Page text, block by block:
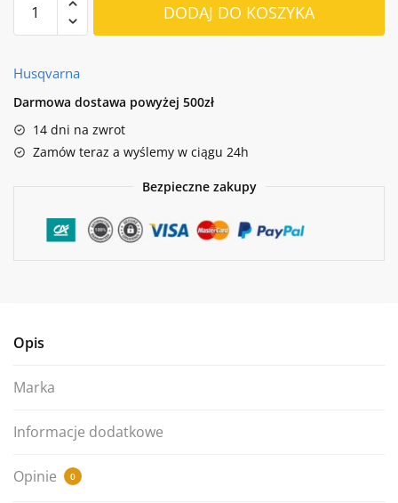
Przecinarka
K770
DODAJ DO KOSZYKA
Husqvarna
Darmowa dostawa powyżej 500zł
14 dni na zwrot
Zamów teraz a wyślemy w ciągu 24h
Bezpieczne zakupy
Opis
Marka
Informacje dodatkowe
Opinie 0